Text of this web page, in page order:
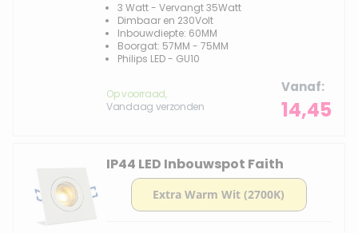
3 Watt - Vervangt 35Watt
Dimbaar en 230Volt
Inbouwdiepte: 60MM
Boorgat: 57MM - 75MM
Philips LED - GU10
Op voorraad,
Vandaag verzonden
Vanaf
14,45
IP44 LED Inbouwspot Faith